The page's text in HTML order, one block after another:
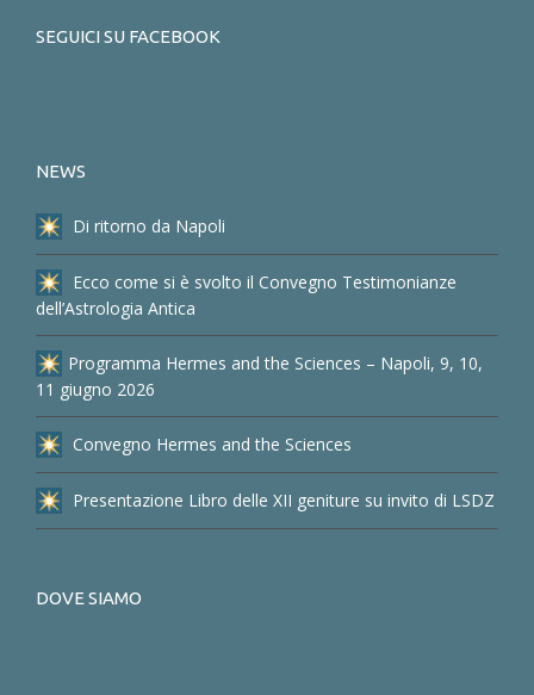
SEGUICI SU FACEBOOK
NEWS
Di ritorno da Napoli
Ecco come si è svolto il Convegno Testimonianze
dell’Astrologia Antica
Programma Hermes and the Sciences – Napoli, 9, 10,
11 giugno 2026
Convegno Hermes and the Sciences
Presentazione Libro delle XII geniture su invito di LSDZ
DOVE SIAMO